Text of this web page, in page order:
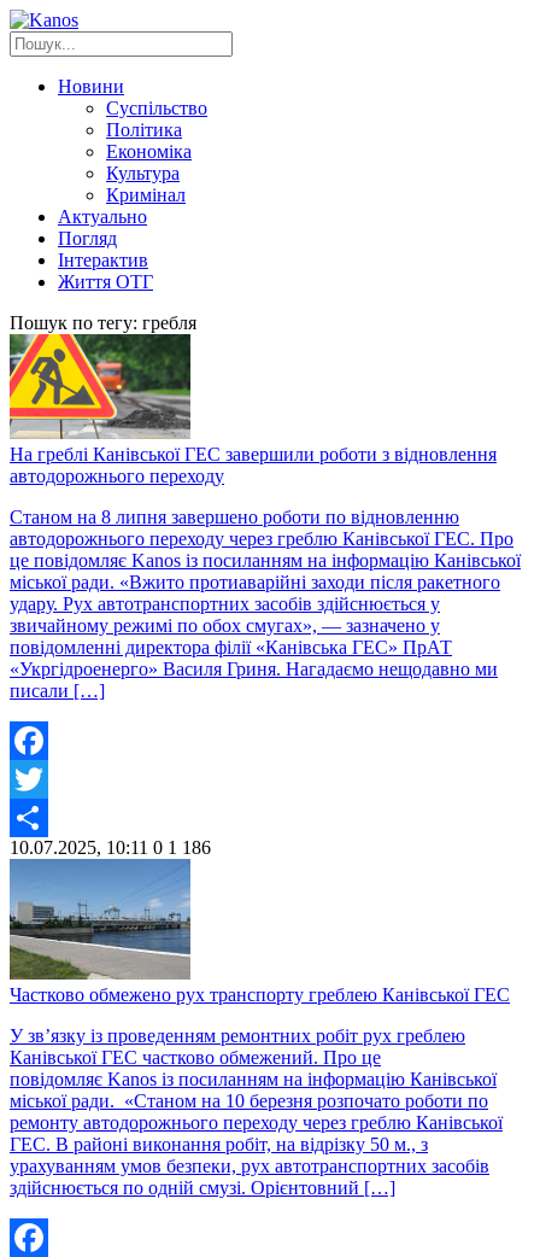
Новини
Суспільство
Політика
Економіка
Культура
Кримінал
Актуально
Погляд
Інтерактив
Життя ОТГ
Пошук по тегу: гребля
На греблі Канівської ГЕС завершили роботи з відновлення
автодорожнього переходу
Станом на 8 липня завершено роботи по відновленню
автодорожнього переходу через греблю Канівської ГЕС. Про
це повідомляє Kanos із посиланням на інформацію Канівської
міської ради. «Вжито протиаварійні заходи після ракетного
удару. Рух автотранспортних засобів здійснюється у
звичайному режимі по обох смугах», — зазначено у
повідомленні директора філії «Канівська ГЕС» ПрАТ
«Укргідроенерго» Василя Гриня. Нагадаємо нещодавно ми
писали […]
Facebook
Twitter
Share
10.07.2025, 10:11 0 1 186
Частково обмежено рух транспорту греблею Канівської ГЕС
У зв’язку із проведенням ремонтних робіт рух греблею
Канівської ГЕС частково обмежений. Про це
повідомляє Kanos із посиланням на інформацію Канівської
міської ради. «Станом на 10 березня розпочато роботи по
ремонту автодорожнього переходу через греблю Канівської
ГЕС. В районі виконання робіт, на відрізку 50 м., з
урахуванням умов безпеки, рух автотранспортних засобів
здійснюється по одній смузі. Орієнтовний […]